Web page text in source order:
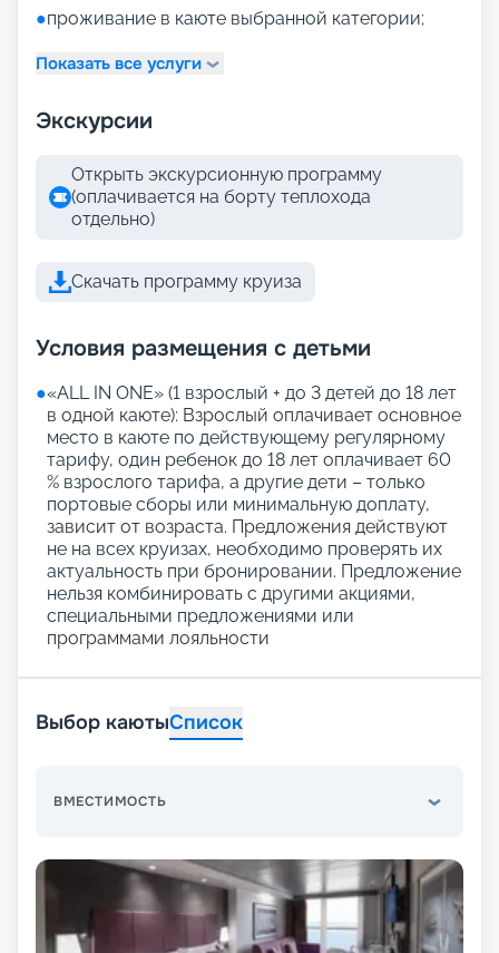
●проживание в каюте выбранной категории;
Показать все услуги
Экскурсии
Открыть экскурсионную программу
(оплачивается на борту теплохода
отдельно)
Скачать программу круиза
Условия размещения с детьми
●«АLL IN ONE» (1 взрослый + до 3 детей до 18 лет
в одной каюте): Взрослый оплачивает основное
место в каюте по действующему регулярному
тарифу, один ребенок до 18 лет оплачивает 60
% взрослого тарифа, а другие дети – только
портовые сборы или минимальную доплату,
зависит от возраста. Предложения действуют
не на всех круизах, необходимо проверять их
актуальность при бронировании. Предложение
нельзя комбинировать с другими акциями,
специальными предложениями или
программами лояльности
Выбор каютыСписок
ВМЕСТИМОСТЬ